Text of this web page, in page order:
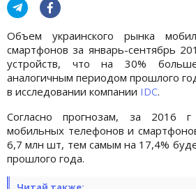
Объем украинского рынка
смартфонов за январь-сентябрь
устройств, что на 30%
аналогичным периодом прошлого
в исследовании компании IDC.
Согласно прогнозам, за 2016
мобильных телефонов и
6,7 млн шт, тем самым на 17,4%
прошлого года.